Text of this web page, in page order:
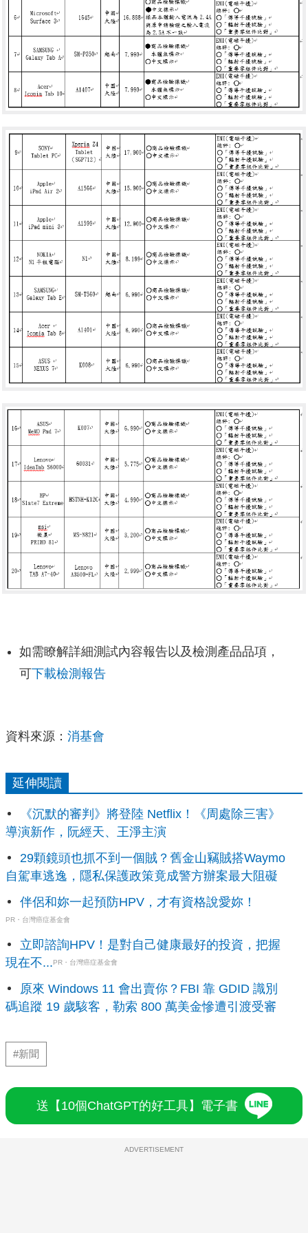
如需瞭解詳細測試內容報告以及檢測產品品項，
可下載檢測報告
資料來源： 消基會
延伸閱讀
《沉默的審判》將登陸 Netflix！《周處除三害》
導演新作，阮經天、王淨主演
29顆鏡頭也抓不到一個賊？舊金山竊賊搭Waymo
自駕車逃逸，隱私保護政策竟成警方辦案最大阻礙
伴侶和妳一起預防HPV，才有資格說愛妳！
PR・台灣癌症基金會
立即諮詢HPV！是對自己健康最好的投資，把握
現在不...PR・台灣癌症基金會
原來 Windows 11 會出賣你？FBI 靠 GDID 識別
碼追蹤 19 歲駭客，勒索 800 萬美金慘遭引渡受審
#新聞
送【10個ChatGPT的好工具】電子書
ADVERTISEMENT